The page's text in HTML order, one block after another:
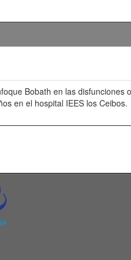
Bobath en las disfunciones
en el hospital IEES los Ceibos.